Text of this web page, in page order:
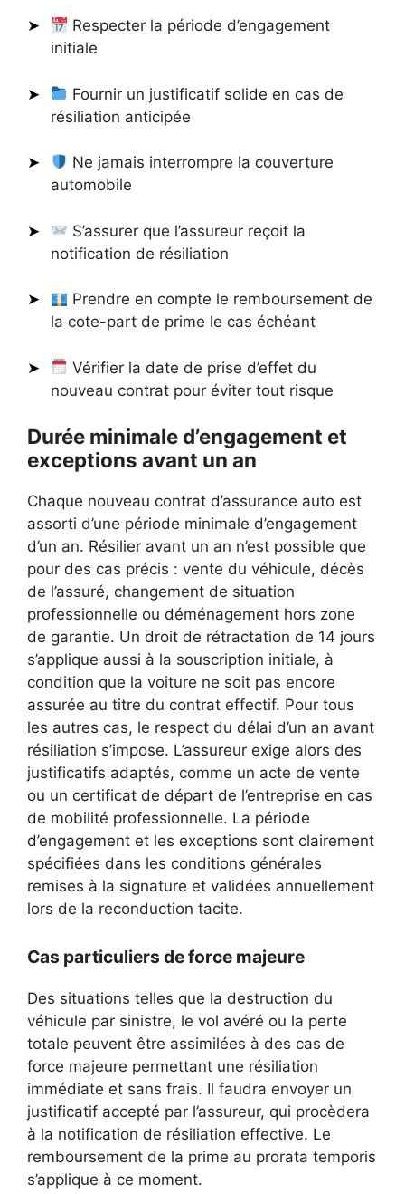
Respecter la période d’engagement
initiale
Fournir un justificatif solide en cas de
résiliation anticipée
Ne jamais interrompre la couverture
automobile
S’assurer que l’assureur reçoit la
notification de résiliation
Prendre en compte le remboursement de
la cote-part de prime le cas échéant
Vérifier la date de prise d’effet du
nouveau contrat pour éviter tout risque
Durée minimale d’engagement et
exceptions avant un an
Chaque nouveau contrat d’assurance auto est
assorti d’une période minimale d’engagement
d’un an. Résilier avant un an n’est possible que
pour des cas précis : vente du véhicule, décès
de l’assuré, changement de situation
professionnelle ou déménagement hors zone
de garantie. Un droit de rétractation de 14 jours
s’applique aussi à la souscription initiale, à
condition que la voiture ne soit pas encore
assurée au titre du contrat effectif. Pour tous
les autres cas, le respect du délai d’un an avant
résiliation s’impose. L’assureur exige alors des
justificatifs adaptés, comme un acte de vente
ou un certificat de départ de l’entreprise en cas
de mobilité professionnelle. La période
d’engagement et les exceptions sont clairement
spécifiées dans les conditions générales
remises à la signature et validées annuellement
lors de la reconduction tacite.
Cas particuliers de force majeure
Des situations telles que la destruction du
véhicule par sinistre, le vol avéré ou la perte
totale peuvent être assimilées à des cas de
force majeure permettant une résiliation
immédiate et sans frais. Il faudra envoyer un
justificatif accepté par l’assureur, qui procèdera
à la notification de résiliation effective. Le
remboursement de la prime au prorata temporis
s’applique à ce moment.